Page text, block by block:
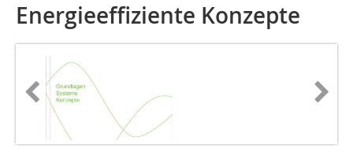
Energieeffiziente Konzepte